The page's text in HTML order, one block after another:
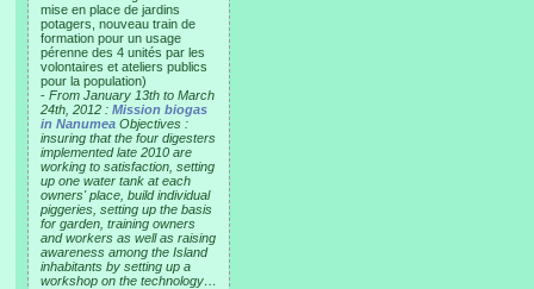
mise en place de jardins
potagers, nouveau train de
formation pour un usage
pérenne des 4 unités par les
volontaires et ateliers publics
pour la population)
- From January 13th to March
24th, 2012 : Mission biogas
in Nanumea Objectives :
insuring that the four digesters
implemented late 2010 are
working to satisfaction, setting
up one water tank at each
owners' place, build individual
piggeries, setting up the basis
for garden, training owners
and workers as well as raising
awareness among the Island
inhabitants by setting up a
workshop on the technology…